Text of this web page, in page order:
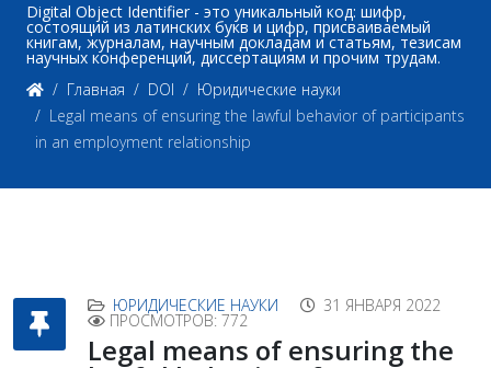
Digital Object Identifier - это уникальный код: шифр,
состоящий из латинских букв и цифр, присваиваемый
книгам, журналам, научным докладам и статьям, тезисам
научных конференций, диссертациям и прочим трудам.
Главная
DOI
Юридические науки
Legal means of ensuring the lawful behavior of participants
in an employment relationship
ЮРИДИЧЕСКИЕ НАУКИ 31 ЯНВАРЯ 2022
ПРОСМОТРОВ: 772
Legal means of ensuring the